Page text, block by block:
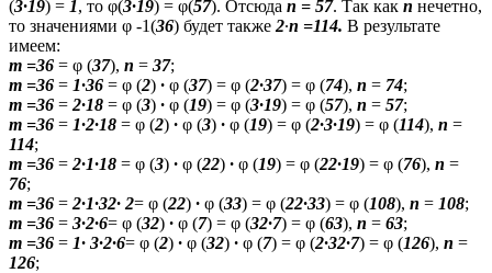
(3∙19) = 1, то φ(3∙19) = φ(57). Отсюда n = 57. Так как n нечетно,
то значениями φ -1(36) будет также 2∙n =114. В результате
имеем:
m =36 = φ (37), n = 37;
m =36 = 1∙36 = φ (2) ∙ φ (37) = φ (2∙37) = φ (74), n = 74;
m =36 = 2∙18 = φ (3) ∙ φ (19) = φ (3∙19) = φ (57), n = 57;
m =36 = 1∙2∙18 = φ (2) ∙ φ (3) ∙ φ (19) = φ (2∙3∙19) = φ (114), n =
114;
m =36 = 2∙1∙18 = φ (3) ∙ φ (22) ∙ φ (19) = φ (22∙19) = φ (76), n =
76;
m =36 = 2∙1∙32∙ 2= φ (22) ∙ φ (33) = φ (22∙33) = φ (108), n = 108;
m =36 = 3∙2∙6= φ (32) ∙ φ (7) = φ (32∙7) = φ (63), n = 63;
m =36 = 1∙ 3∙2∙6= φ (2) ∙ φ (32) ∙ φ (7) = φ (2∙32∙7) = φ (126), n =
126;